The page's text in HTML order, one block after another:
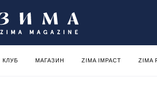
КЛУБ МАГАЗИН ZIMA IMPACT ZIMA